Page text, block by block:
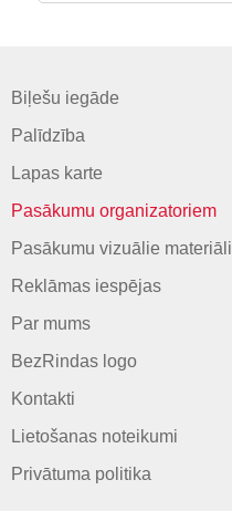
Biļešu iegāde
Palīdzība
Lapas karte
Pasākumu organizatoriem
Pasākumu vizuālie materiāli
Reklāmas iespējas
Par mums
BezRindas logo
Kontakti
Lietošanas noteikumi
Privātuma politika